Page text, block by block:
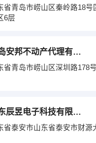
省青岛市崂山区秦岭路18号
6层
青岛安邦不动产代理有限公司
省青岛市崂山区深圳路178
山东辰昱电子科技有限公司
省泰安市山东省泰安市财源